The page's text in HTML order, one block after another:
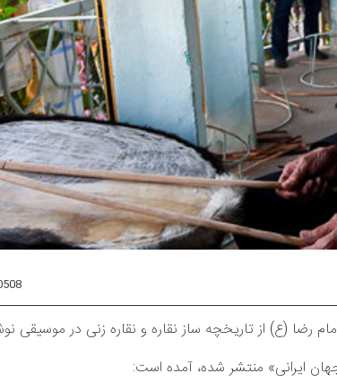
رضا (ع) از تاریخچه ساز نقاره و نقاره زنی در موسیقی
ایرانی» منتشر شده، آمده است: